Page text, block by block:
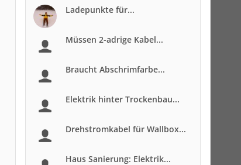
Ladepunkte für...
Müssen 2-adrige Kabel...
Braucht Abschrimfarbe...
Elektrik hinter Trockenbau...
Drehstromkabel für Wallbox...
Haus Sanierung: Elektrik...